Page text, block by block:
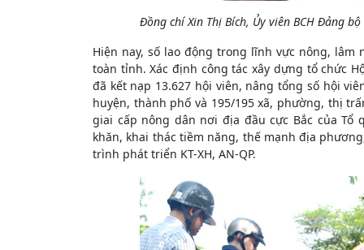
Đồng chí Xin Thị Bích, Ủy viên BCH Đảng
Hiện nay, số lao động trong lĩnh vực nông,
toàn tỉnh. Xác định công tác xây dựng tổ chức
đã kết nạp 13.627 hội viên, nâng tổng số hội
huyện, thành phố và 195/195 xã, phường, thị
giai cấp nông dân nơi địa đầu cực Bắc của Tổ
khăn, khai thác tiềm năng, thế mạnh địa
trình phát triển KT-XH, AN-QP.